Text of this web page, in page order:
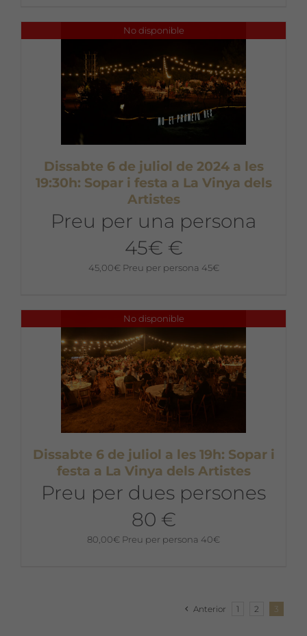
No disponible
Dissabte 6 de juliol de 2024 a les
19:30h: Sopar i festa a La Vinya dels
Artistes
Preu per una persona
45€ €
45,00€ Preu per persona 45€
No disponible
Dissabte 6 de juliol a les 19h: Sopar i
festa a La Vinya dels Artistes
Preu per dues persones
80 €
80,00€ Preu per persona 40€
Anterior 1 2 3